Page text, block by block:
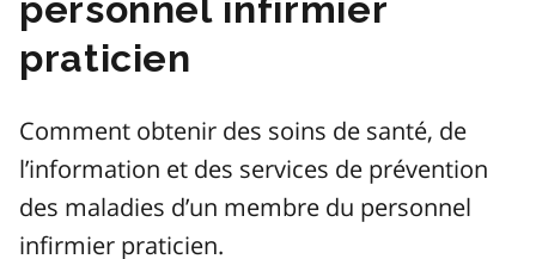
personnel infirmier
praticien
Comment obtenir des soins de santé, de
l’information et des services de prévention
des maladies d’un membre du personnel
infirmier praticien.